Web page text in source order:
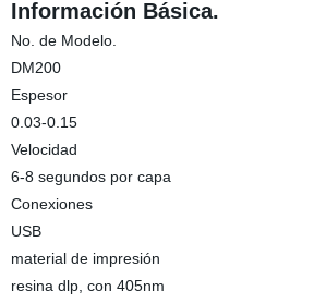
Información Básica.
No. de Modelo.
DM200
Espesor
0.03-0.15
Velocidad
6-8 segundos por capa
Conexiones
USB
material de impresión
resina dlp, con 405nm